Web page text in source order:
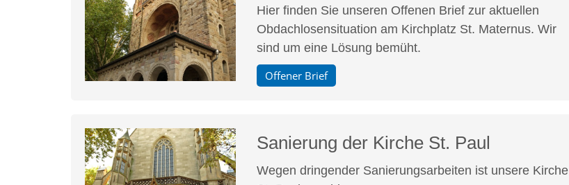
Hier finden Sie unseren Offenen Brief zur aktuellen
Obdachlosensituation am Kirchplatz St. Maternus. Wir
sind um eine Lösung bemüht.
Offener Brief
Sanierung der Kirche St. Paul
Wegen dringender Sanierungsarbeiten ist unsere Kirche